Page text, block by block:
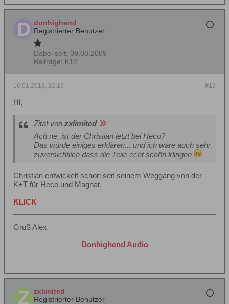
donhighend
Registrierter Benutzer
Dabei seit: 09.03.2009
Beiträge: 612
#12
16.01.2018, 22:13
Hi,
Zitat von zxlimited
Ach ne, ist der Christian jetzt bei Heco?
Das würde einiges erklären... und ich wäre auch sehr
zuversichtlich dass die Teile echt schön klingen
Christian entwickelt schon seit seinem Weggang von der
K+T für Heco und Magnat.
KLICK
Gruß Alex
Donhighend Audio
zxlimited
Registrierter Benutzer